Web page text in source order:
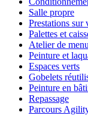
Salle propre
Prestations sur
Palettes et
Atelier de
Peinture et
Espaces verts
Gobelets
Peinture en
Repassage
Parcours